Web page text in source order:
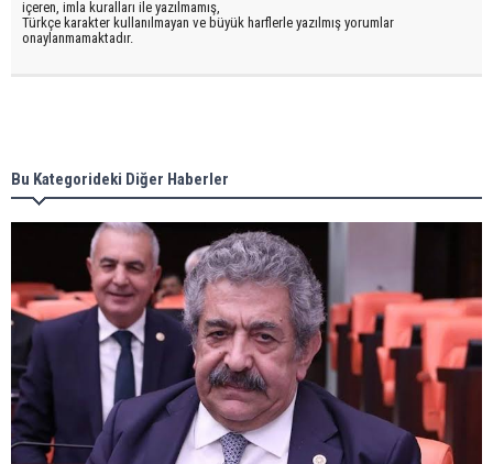
içeren, imla kuralları ile yazılmamış,
Türkçe karakter kullanılmayan ve büyük harflerle yazılmış yorumlar
onaylanmamaktadır.
Bu Kategorideki Diğer Haberler